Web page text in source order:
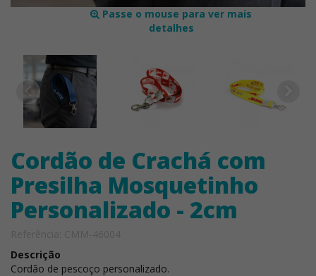
Passe o mouse para ver mais
detalhes
Cordão de Crachá com
Presilha Mosquetinho
Personalizado - 2cm
Descrição
Cordão de pescoço personalizado.